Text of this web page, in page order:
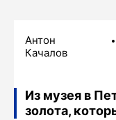
Антон
Качалов
Из музея в
золота,